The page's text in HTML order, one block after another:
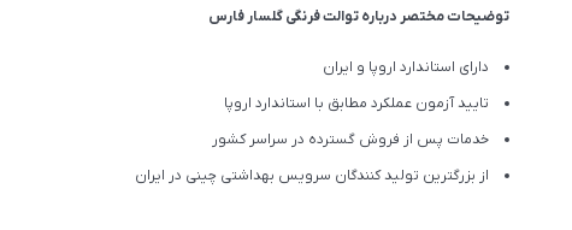
توضیحات مختصر درباره توالت فرنگی گلسار فارس
دارای استاندارد اروپا و ایران
تایید آزمون عملکرد مطابق با استاندارد اروپا
خدمات پس از فروش گسترده در سراسر کشور
از بزرگترین تولید کنندگان سرویس بهداشتی چینی در ایران